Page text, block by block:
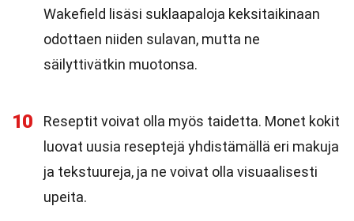
Wakefield lisäsi suklaapaloja keksitaikinaan
odottaen niiden sulavan, mutta ne
säilyttivätkin muotonsa.
10
Reseptit voivat olla myös taidetta. Monet kokit
luovat uusia reseptejä yhdistämällä eri makuja
ja tekstuureja, ja ne voivat olla visuaalisesti
upeita.